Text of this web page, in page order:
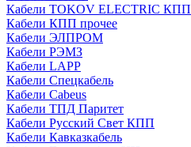
Кабели TOKOV ELECTRIC КПП
Кабели КПП прочее
Кабели ЭЛПРОМ
Кабели РЭМЗ
Кабели LAPP
Кабели Спецкабель
Кабели Cabeus
Кабели ТПД Паритет
Кабели Русский Свет КПП
Кабели Кавказкабель